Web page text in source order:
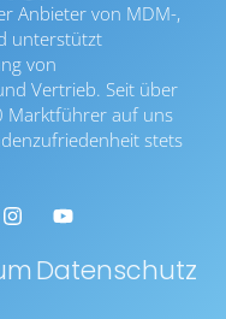
Anbieter von MDM-,
unterstützt
von
Vertrieb. Seit über
Marktführer auf uns
stets
Datenschutz